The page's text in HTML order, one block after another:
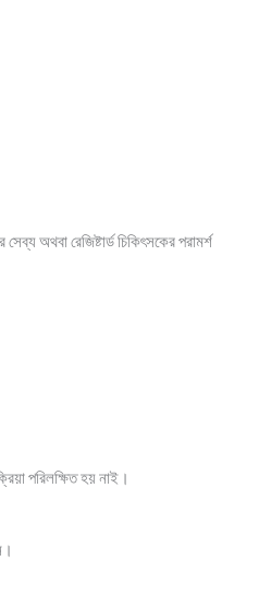
অথবা রেজিষ্টার্ড চিকিৎসকের পরামর্শ
পরিলক্ষিত হয় নাই।